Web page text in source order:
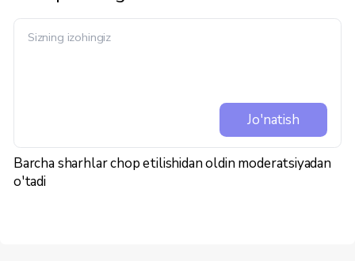
Jo'natish
Barcha sharhlar chop etilishidan oldin moderatsiyadan
o'tadi